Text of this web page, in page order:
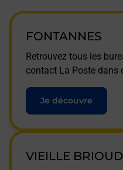
FONTANNES
Retrouvez tous les
contact La Poste dans
Je découvre
VIEILLE